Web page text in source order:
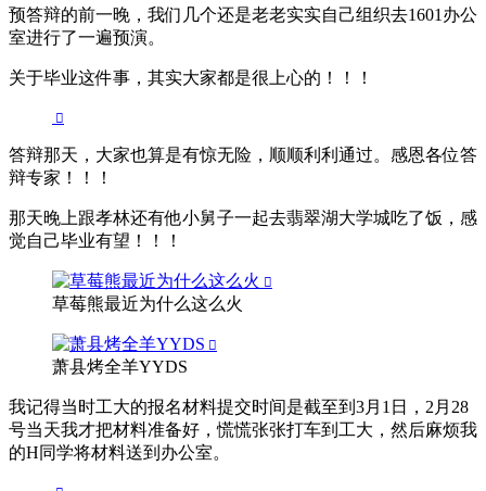
预答辩的前一晚，我们几个还是老老实实自己组织去1601办公
室进行了一遍预演。
关于毕业这件事，其实大家都是很上心的！！！
答辩那天，大家也算是有惊无险，顺顺利利通过。感恩各位答
辩专家！！！
那天晚上跟孝林还有他小舅子一起去翡翠湖大学城吃了饭，感
觉自己毕业有望！！！
草莓熊最近为什么这么火
萧县烤全羊YYDS
我记得当时工大的报名材料提交时间是截至到3月1日，2月28
号当天我才把材料准备好，慌慌张张打车到工大，然后麻烦我
的H同学将材料送到办公室。